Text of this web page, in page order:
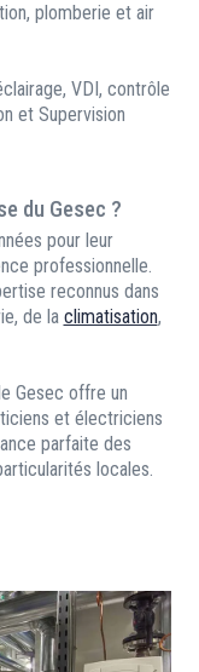
plomberie et air
VDI, contrôle
et Supervision
du Gesec ?
pour leur
professionnelle.
reconnus dans
de la climatisation,
Gesec offre un
et électriciens
parfaite des
locales.